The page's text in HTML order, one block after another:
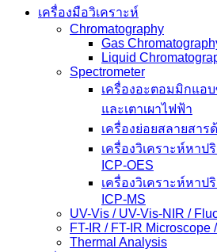
เครื่องมือวิเคราะห์
Chromatography
Gas
Liquid
Spectrometer
เครื่องอะตอมมิกแอ
และเตาเผาไฟฟ้า
เครื่องย่อยสลายสาร
เครื่องวิเคราะห์หา
ICP-OES
เครื่องวิเคราะห์หา
ICP-MS
UV-Vis / UV-Vis-NIR /
FT-IR / FT-IR Microscope
Thermal Analysis